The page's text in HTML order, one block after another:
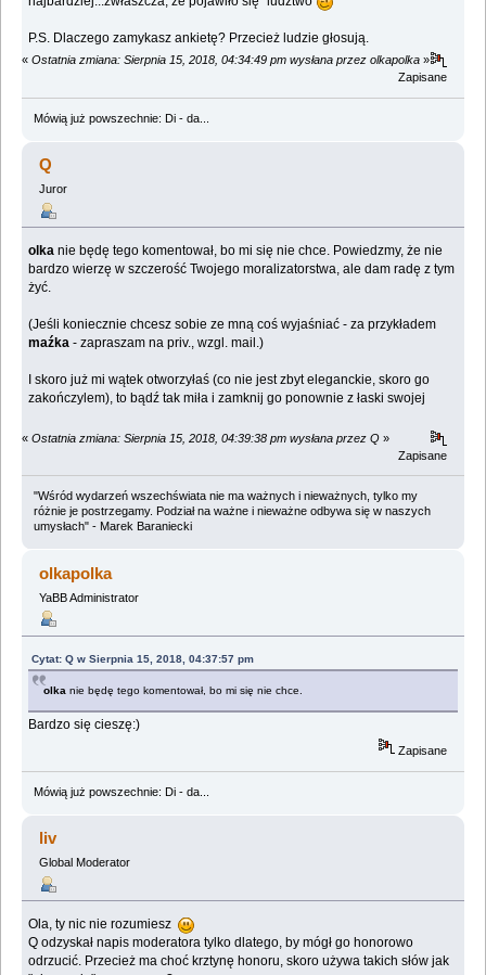
P.S. Dlaczego zamykasz ankietę? Przecież ludzie głosują.
« Ostatnia zmiana: Sierpnia 15, 2018, 04:34:49 pm wysłana przez olkapolka »
Zapisane
Mówią już powszechnie: Di - da...
Q
Juror
olka nie będę tego komentował, bo mi się nie chce. Powiedzmy, że nie
bardzo wierzę w szczerość Twojego moralizatorstwa, ale dam radę z tym
żyć.
(Jeśli koniecznie chcesz sobie ze mną coś wyjaśniać - za przykładem
maźka - zapraszam na priv., wzgl. mail.)
I skoro już mi wątek otworzyłaś (co nie jest zbyt eleganckie, skoro go
zakończylem), to bądź tak miła i zamknij go ponownie z łaski swojej
« Ostatnia zmiana: Sierpnia 15, 2018, 04:39:38 pm wysłana przez Q »
Zapisane
"Wśród wydarzeń wszechświata nie ma ważnych i nieważnych, tylko my
różnie je postrzegamy. Podział na ważne i nieważne odbywa się w naszych
umysłach" - Marek Baraniecki
olkapolka
YaBB Administrator
Cytat: Q w Sierpnia 15, 2018, 04:37:57 pm
olka nie będę tego komentował, bo mi się nie chce.
Bardzo się cieszę:)
Zapisane
Mówią już powszechnie: Di - da...
liv
Global Moderator
Ola, ty nic nie rozumiesz
Q odzyskał napis moderatora tylko dlatego, by mógł go honorowo
odrzucić. Przecież ma choć krztynę honoru, skoro używa takich słów jak